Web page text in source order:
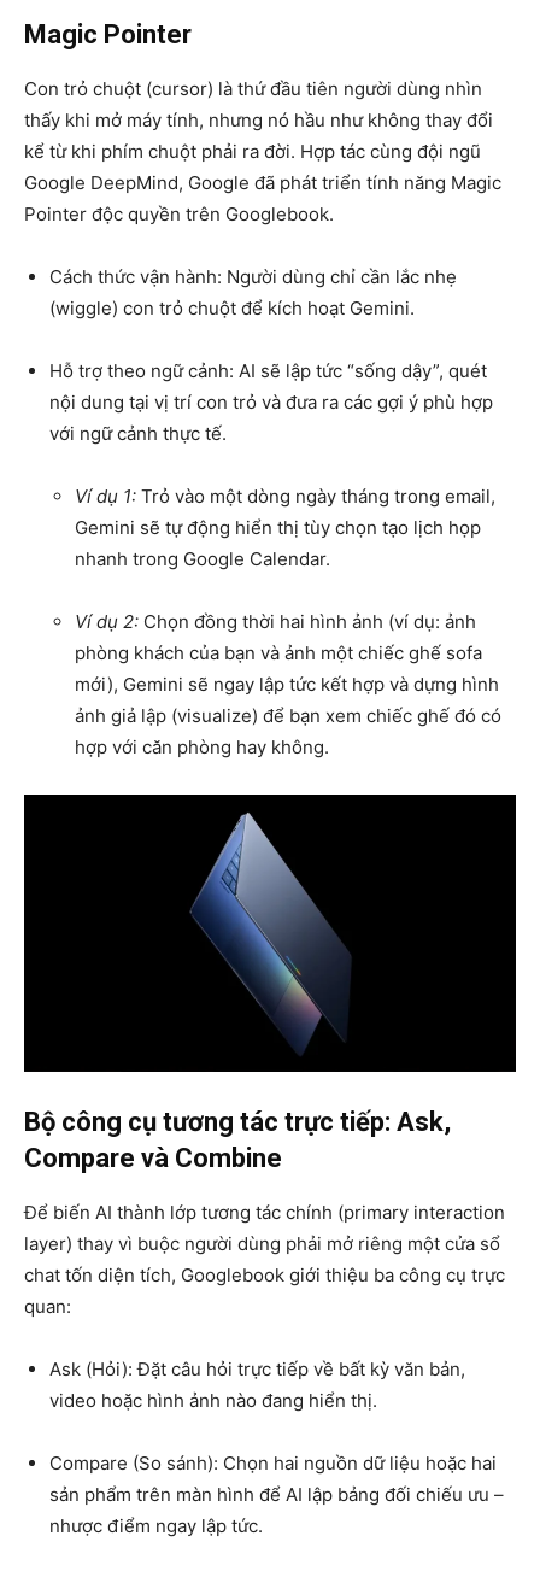
Magic Pointer
Con trỏ chuột (cursor) là thứ đầu tiên người dùng nhìn
thấy khi mở máy tính, nhưng nó hầu như không thay đổi
kể từ khi phím chuột phải ra đời. Hợp tác cùng đội ngũ
Google DeepMind, Google đã phát triển tính năng Magic
Pointer độc quyền trên Googlebook.
Cách thức vận hành: Người dùng chỉ cần lắc nhẹ
(wiggle) con trỏ chuột để kích hoạt Gemini.
Hỗ trợ theo ngữ cảnh: AI sẽ lập tức “sống dậy”, quét
nội dung tại vị trí con trỏ và đưa ra các gợi ý phù hợp
với ngữ cảnh thực tế.
Ví dụ 1: Trỏ vào một dòng ngày tháng trong email,
Gemini sẽ tự động hiển thị tùy chọn tạo lịch họp
nhanh trong Google Calendar.
Ví dụ 2: Chọn đồng thời hai hình ảnh (ví dụ: ảnh
phòng khách của bạn và ảnh một chiếc ghế sofa
mới), Gemini sẽ ngay lập tức kết hợp và dựng hình
ảnh giả lập (visualize) để bạn xem chiếc ghế đó có
hợp với căn phòng hay không.
Bộ công cụ tương tác trực tiếp: Ask,
Compare và Combine
Để biến AI thành lớp tương tác chính (primary interaction
layer) thay vì buộc người dùng phải mở riêng một cửa sổ
chat tốn diện tích, Googlebook giới thiệu ba công cụ trực
quan:
Ask (Hỏi): Đặt câu hỏi trực tiếp về bất kỳ văn bản,
video hoặc hình ảnh nào đang hiển thị.
Compare (So sánh): Chọn hai nguồn dữ liệu hoặc hai
sản phẩm trên màn hình để AI lập bảng đối chiếu ưu –
nhược điểm ngay lập tức.